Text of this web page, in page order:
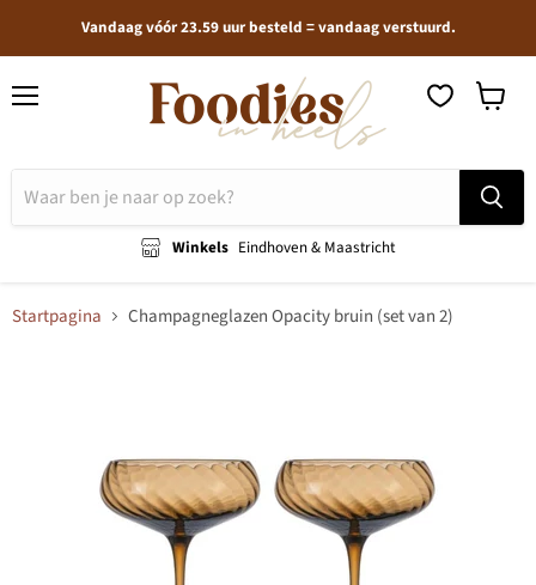
Vandaag vóór 23.59 uur besteld = vandaag verstuurd.
Winkels Eindhoven & Maastricht
Startpagina Champagneglazen Opacity bruin (set van 2)